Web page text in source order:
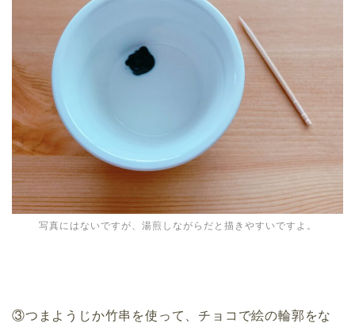
写真にはないですが、湯煎しながらだと描きやすいですよ。
③つまようじか竹串を使って、チョコで絵の輪郭をな